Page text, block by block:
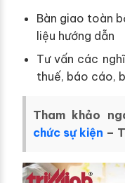
Bàn giao toàn
liệu hướng dẫn
Tư vấn các
thuế, báo cáo,
Tham khảo
chức sự kiện –